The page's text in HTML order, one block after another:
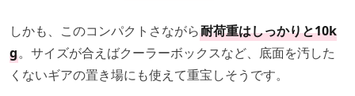
しかも、このコンパクトさながら耐荷重はしっかりと10k
g。サイズが合えばクーラーボックスなど、底面を汚した
くないギアの置き場にも使えて重宝しそうです。